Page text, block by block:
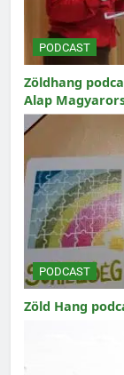
PODCAST
Zöldhang
Alap
PODCAST
Zöld Hang